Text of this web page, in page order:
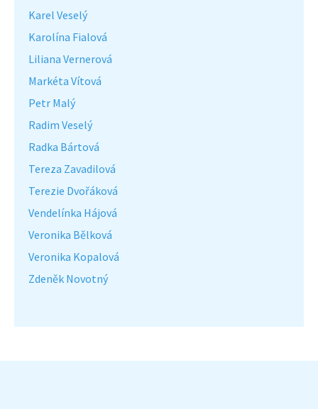
Karel Veselý
Karolína Fialová
Liliana Vernerová
Markéta Vítová
Petr Malý
Radim Veselý
Radka Bártová
Tereza Zavadilová
Terezie Dvořáková
Vendelínka Hájová
Veronika Bělková
Veronika Kopalová
Zdeněk Novotný